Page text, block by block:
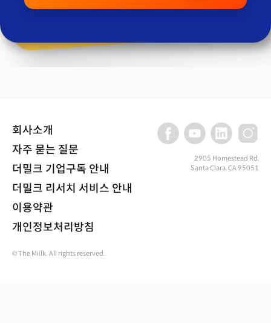
회사소개
자주 묻는 질문
더밀크 기업구독 안내
더밀크 리서치 서비스 안내
이용약관
개인정보처리방침
2905 Homestead Rd,
Santa Clara, CA 95051
© The Miilk. All rights reserved.